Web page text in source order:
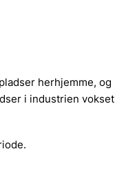
herhjemme, og
i industrien vokset